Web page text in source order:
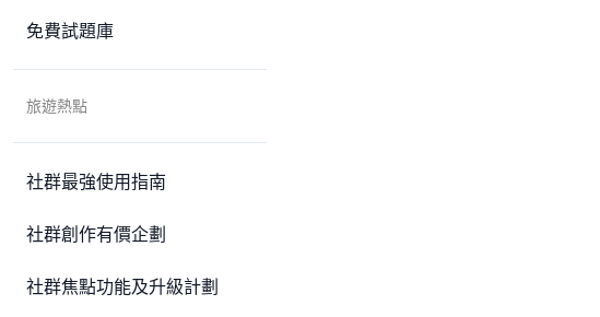
免費試題庫
旅遊熱點
社群最強使用指南
社群創作有價企劃
社群焦點功能及升級計劃